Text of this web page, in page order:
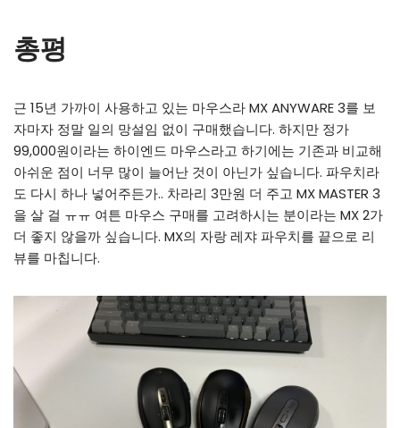
총평
근 15년 가까이 사용하고 있는 마우스라 MX ANYWARE 3를 보
자마자 정말 일의 망설임 없이 구매했습니다. 하지만 정가
99,000원이라는 하이엔드 마우스라고 하기에는 기존과 비교해
아쉬운 점이 너무 많이 늘어난 것이 아닌가 싶습니다. 파우치라
도 다시 하나 넣어주든가.. 차라리 3만원 더 주고 MX MASTER 3
을 살 걸 ㅠㅠ 여튼 마우스 구매를 고려하시는 분이라는 MX 2가
더 좋지 않을까 싶습니다. MX의 자랑 레쟈 파우치를 끝으로 리
뷰를 마칩니다.